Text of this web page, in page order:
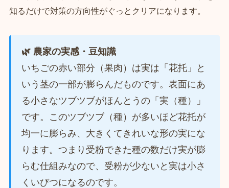
知るだけで対策の方向性がぐっとクリアになります。
🌿 農家の実感・豆知識
いちごの赤い部分（果肉）は実は「花托」と
いう茎の一部が膨らんだものです。表面にあ
る小さなツブツブがほんとうの「実（種）」
です。このツブツブ（種）が多いほど花托が
均一に膨らみ、大きくてきれいな形の実にな
ります。つまり受粉できた種の数だけ実が膨
らむ仕組みなので、受粉が少ないと実は小さ
くいびつになるのです。